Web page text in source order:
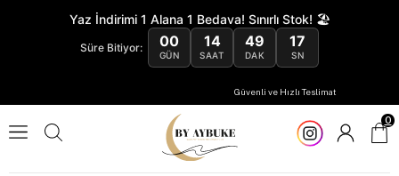
Yaz İndirimi 1 Alana 1 Bedava! Sınırlı Stok! 🏖️
Süre Bitiyor: 00
GÜN
14
SAAT
49
DAK
17
SN
Güvenli ve Hızlı Teslimat
0